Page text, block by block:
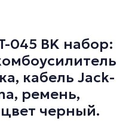
045 BK набор:
кабель Jack-
ремень,
черный.